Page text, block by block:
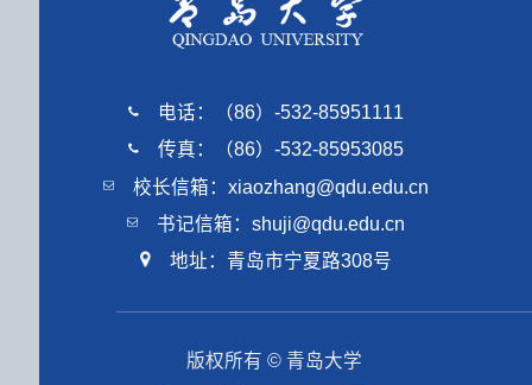
电话：（86）-532-85951111
传真：（86）-532-85953085
校长信箱：xiaozhang@qdu.edu.cn
书记信箱：shuji@qdu.edu.cn
地址：青岛市宁夏路308号
版权所有 © 青岛大学